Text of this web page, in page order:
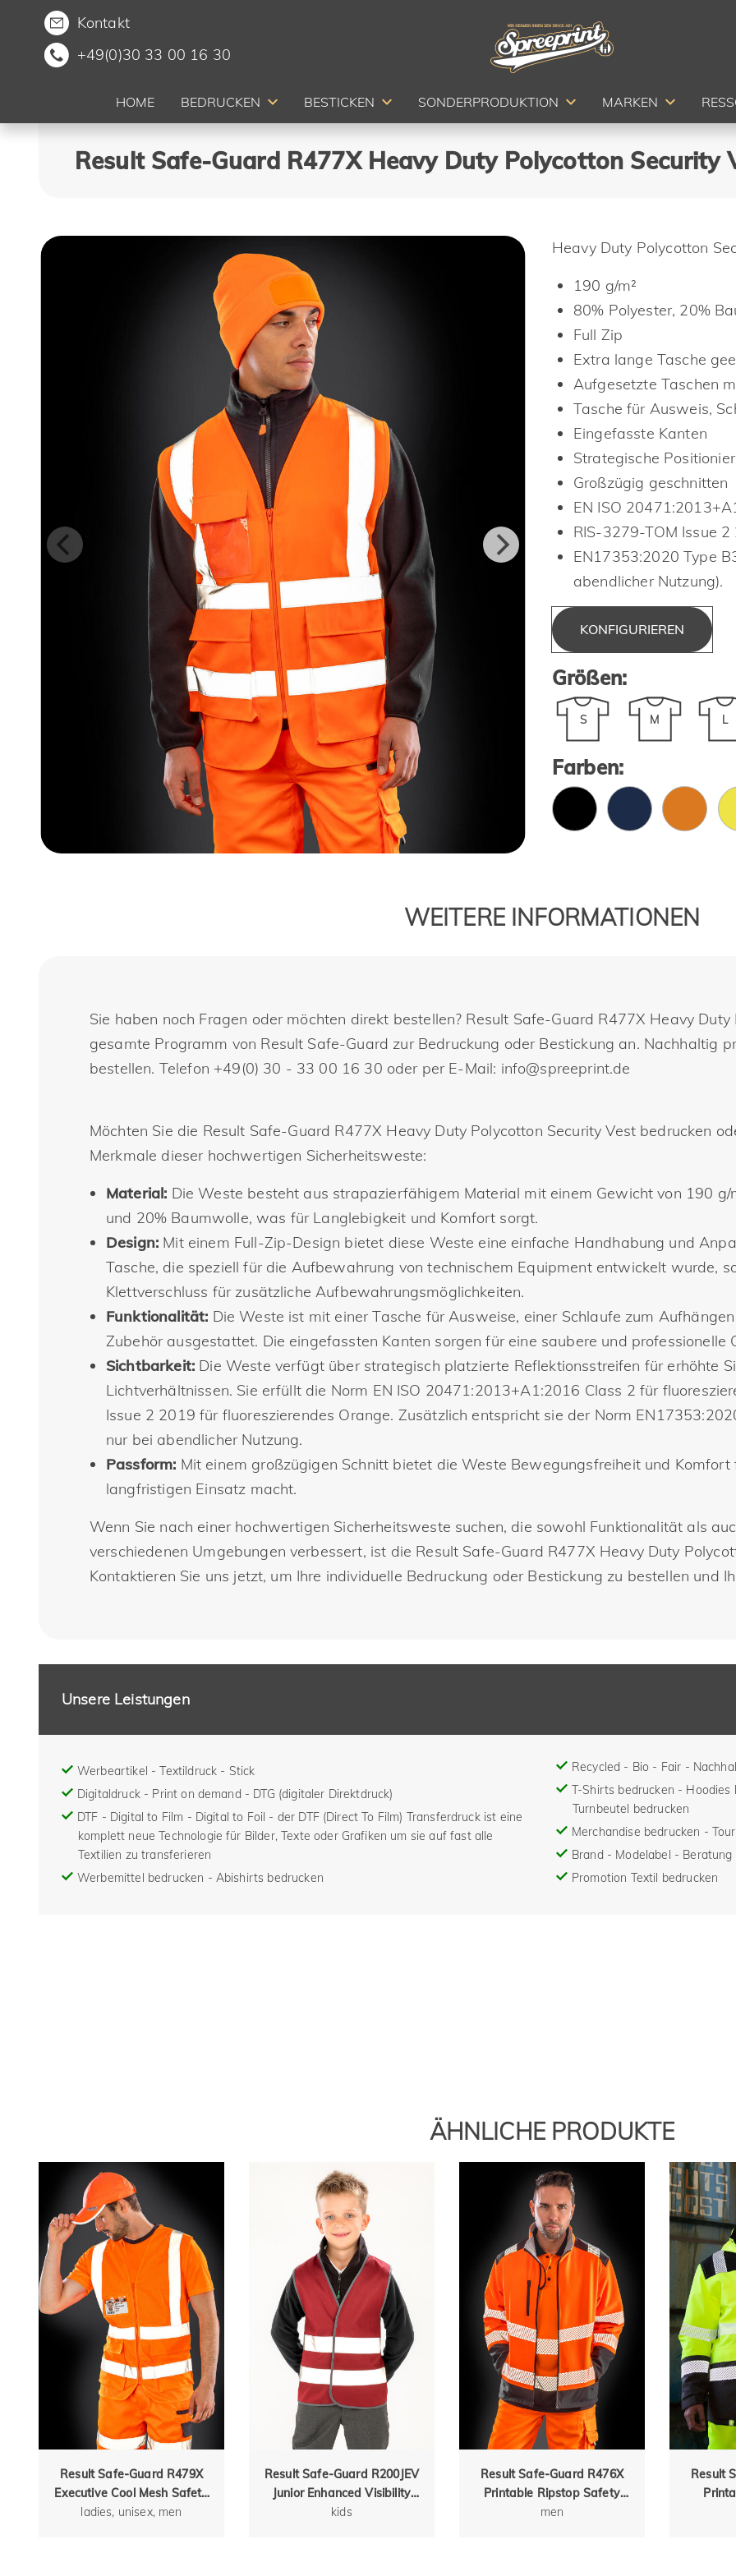
Kontakt
+49(0)30 33 00 16 30
HOME BEDRUCKEN BESTICKEN SONDERPRODUKTION MARKEN
Result Safe-Guard R477X Heavy Duty Polycotton Security
Heavy Duty Polycotton
190 g/m²
80% Polyester, 20%
Full Zip
Extra lange Tasche
Aufgesetzte Taschen
Tasche für Ausweis,
Eingefasste Kanten
Strategische
Großzügig geschnitten
EN ISO
RIS-3279-TOM Issue 2
EN17353:2020 Type
abendlicher Nutzung).
KONFIGURIEREN
Größen:
S M L
Farben:
WEITERE INFORMATIONEN
Sie haben noch Fragen oder möchten direkt bestellen? Result Safe-Guard R477X Heavy Duty
gesamte Programm von Result Safe-Guard zur Bedruckung oder Bestickung an. Nachhaltig
bestellen. Telefon +49(0) 30 - 33 00 16 30 oder per E-Mail: info@spreeprint.de
Möchten Sie die Result Safe-Guard R477X Heavy Duty Polycotton Security Vest bedrucken
Merkmale dieser hochwertigen Sicherheitsweste:
Material: Die Weste besteht aus strapazierfähigem Material mit einem Gewicht von 190 g/
und 20% Baumwolle, was für Langlebigkeit und Komfort sorgt.
Design: Mit einem Full-Zip-Design bietet diese Weste eine einfache Handhabung und
Tasche, die speziell für die Aufbewahrung von technischem Equipment entwickelt wurde,
Klettverschluss für zusätzliche Aufbewahrungsmöglichkeiten.
Funktionalität: Die Weste ist mit einer Tasche für Ausweise, einer Schlaufe zum
Zubehör ausgestattet. Die eingefassten Kanten sorgen für eine saubere und professionelle
Sichtbarkeit: Die Weste verfügt über strategisch platzierte Reflektionsstreifen für erhöhte
Lichtverhältnissen. Sie erfüllt die Norm EN ISO 20471:2013+A1:2016 Class 2 für
Issue 2 2019 für fluoreszierendes Orange. Zusätzlich entspricht sie der Norm
nur bei abendlicher Nutzung.
Passform: Mit einem großzügigen Schnitt bietet die Weste Bewegungsfreiheit und Komfort
langfristigen Einsatz macht.
Wenn Sie nach einer hochwertigen Sicherheitsweste suchen, die sowohl Funktionalität als
verschiedenen Umgebungen verbessert, ist die Result Safe-Guard R477X Heavy Duty
Kontaktieren Sie uns jetzt, um Ihre individuelle Bedruckung oder Bestickung zu bestellen und
Unsere Leistungen
Werbeartikel - Textildruck - Stick
Digitaldruck - Print on demand - DTG (digitaler Direktdruck)
DTF - Digital to Film - Digital to Foil - der DTF (Direct To Film) Transferdruck ist eine
komplett neue Technologie für Bilder, Texte oder Grafiken um sie auf fast alle
Textilien zu transferieren
Werbemittel bedrucken - Abishirts bedrucken
Recycled - Bio - Fair -
T-Shirts bedrucken - Hoodies
Turnbeutel bedrucken
Merchandise bedrucken -
Brand - Modelabel - Beratung
Promotion Textil bedrucken
ÄHNLICHE PRODUKTE
Result Safe-Guard R479X
Executive Cool Mesh Safety
Vest
ladies, unisex, men
Result Safe-Guard R200JEV
Junior Enhanced Visibility
Vest
kids
Result Safe-Guard R476X
Printable Ripstop Safety
Softshell
men
Result